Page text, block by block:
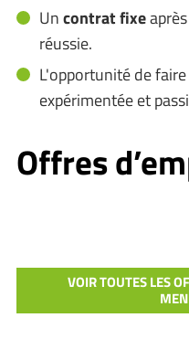
Uncontrat fixe
réussie.
L'opportunité de
expérimentée et
Offres
VOIR TOUTES LES